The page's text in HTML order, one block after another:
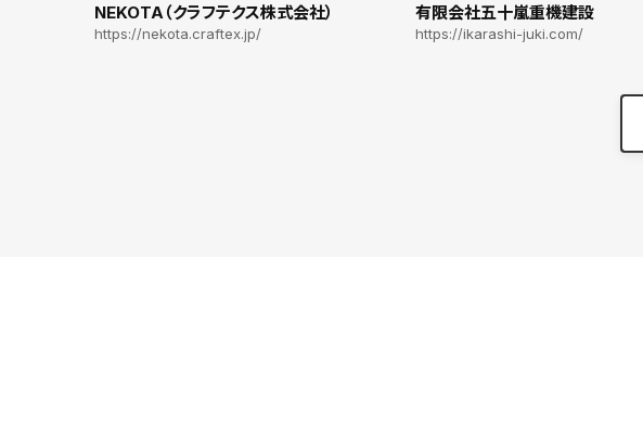
NEKOTA（クラフテクス株式会社）
https://nekota.craftex.jp/
有限会社五十嵐重機建設
https://ikarashi-juki.com/